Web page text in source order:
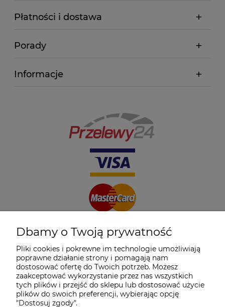
Płatności i dostawa
Porady
Informacje
Dbamy o Twoją prywatność
Pliki cookies i pokrewne im technologie umożliwiają
poprawne działanie strony i pomagają nam
dostosować ofertę do Twoich potrzeb. Możesz
zaakceptować wykorzystanie przez nas wszystkich
tych plików i przejść do sklepu lub dostosować użycie
plików do swoich preferencji, wybierając opcję
"Dostosuj zgody".